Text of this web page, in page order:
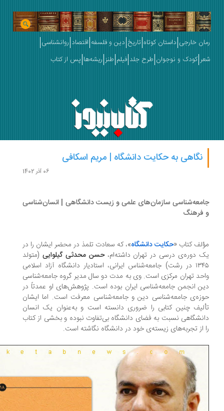
خارجی داستان کوتاه تاریخ دین و فلسفه اقتصاد روانشناسی
کودک و نوجوان طرح جلد فیلم طنز ریشه‌ها پس از کتاب
نگاهی به حکایت دانشگاه | مریم اسکافی
سازمان‌های علمی و زیست دانشگاهی | انسان‌شناسی
فرهنگ
کتاب « حکایت دانشگاه»، که سعادت تلمذ در محضر ایشان را در
دوره‌ی درسی در تهران داشته‌ام،حسن محدثی گیلوایی(متولد
۱۳۴۵ در رشت) جامعه‌شناس ایرانی، استادیار دانشگاه آزاد اسلامی
تهران مرکزی است. وی به مدت دو سال مدیر گروه جامعه‌شناسی
انجمن جامعه‌شناسی ایران بوده است. پژوهش‌های او عمدتاً در
جامعه‌شناسی دین و جامعه‌شناسی معرفت است. اما ایشان
چنین کتابی را ضروری دانسته است و به‌عنوان یک انسان
نسبت به فضای دانشگاه بی‌تفاوت نبوده و بخشی از کتاب
از تجربه‌های زیسته‌ی خود در دانشگاه نگاشته است.